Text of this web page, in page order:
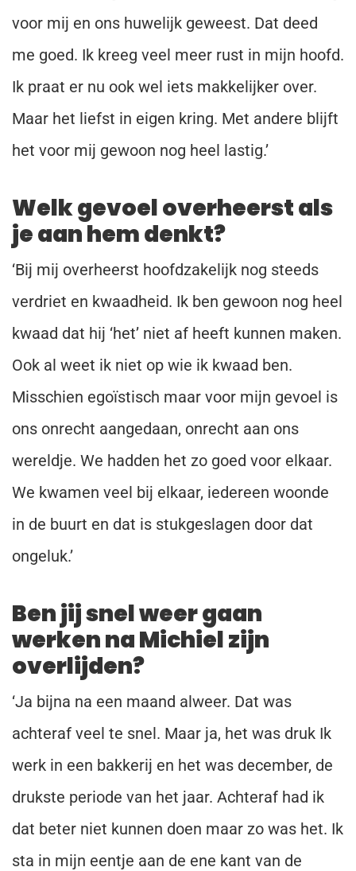
voor mij en ons huwelijk geweest. Dat deed
me goed. Ik kreeg veel meer rust in mijn hoofd.
Ik praat er nu ook wel iets makkelijker over.
Maar het liefst in eigen kring. Met andere blijft
het voor mij gewoon nog heel lastig.’
Welk gevoel overheerst als
je aan hem denkt?
‘Bij mij overheerst hoofdzakelijk nog steeds
verdriet en kwaadheid. Ik ben gewoon nog heel
kwaad dat hij ‘het’ niet af heeft kunnen maken.
Ook al weet ik niet op wie ik kwaad ben.
Misschien egoïstisch maar voor mijn gevoel is
ons onrecht aangedaan, onrecht aan ons
wereldje. We hadden het zo goed voor elkaar.
We kwamen veel bij elkaar, iedereen woonde
in de buurt en dat is stukgeslagen door dat
ongeluk.’
Ben jij snel weer gaan
werken na Michiel zijn
overlijden?
‘Ja bijna na een maand alweer. Dat was
achteraf veel te snel. Maar ja, het was druk Ik
werk in een bakkerij en het was december, de
drukste periode van het jaar. Achteraf had ik
dat beter niet kunnen doen maar zo was het. Ik
sta in mijn eentje aan de ene kant van de